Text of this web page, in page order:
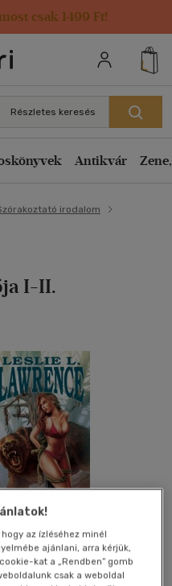
csak 1499 Ft!
Részletes keresés
Antikvár
irodalom
I-II.
Megosztom
az ízléséhez minél
ajánlani, arra kérjük,
kat a „Rendben” gomb
csak a weboldal